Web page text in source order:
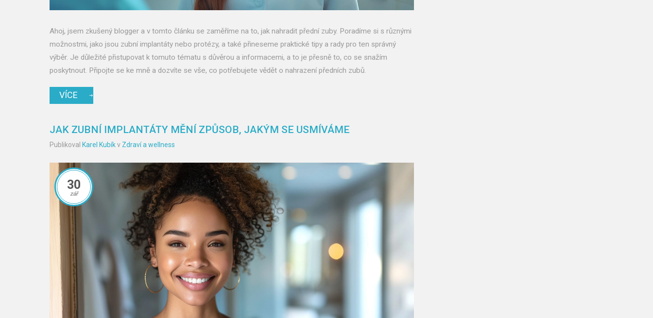
Ahoj, jsem zkušený blogger a v tomto článku se zaměříme na to, jak nahradit přední zuby. Poradíme si s různými
možnostmi, jako jsou zubní implantáty nebo protézy, a také přineseme praktické tipy a rady pro ten správný
výběr. Je důležité přistupovat k tomuto tématu s důvěrou a informacemi, a to je přesně to, co se snažím
poskytnout. Připojte se ke mně a dozvíte se vše, co potřebujete vědět o nahrazení předních zubů.
VÍCE
JAK ZUBNÍ IMPLANTÁTY MĚNÍ ZPŮSOB, JAKÝM SE USMÍVÁME
Publikoval Karel Kubíkv Zdraví a wellness
30
zář